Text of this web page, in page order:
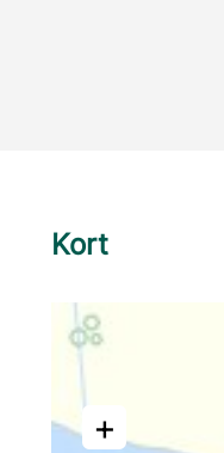
Kort
+